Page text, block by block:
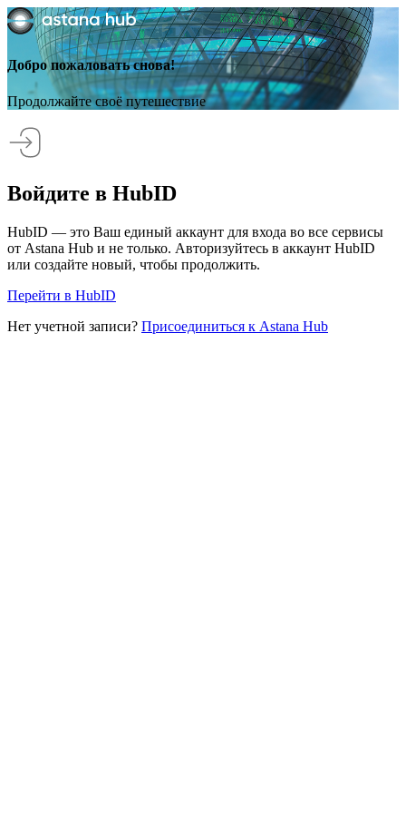
Добро пожаловать снова!
Продолжайте своё путешествие
Войдите в HubID
HubID — это Ваш единый аккаунт для входа во все сервисы
от Astana Hub и не только. Авторизуйтесь в аккаунт HubID
или создайте новый, чтобы продолжить.
Перейти в HubID
Нет учетной записи? Присоединиться к Astana Hub